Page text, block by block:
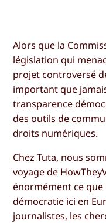
Alors que la
législation qui
projet controversé
important que
transparence
des outils de
droits numériques.
Chez Tuta, nous
voyage de
énormément ce
démocratie ici en
journalistes, les